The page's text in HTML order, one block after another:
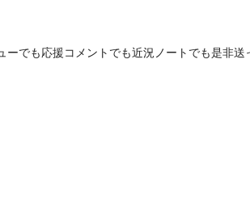
でも応援コメントでも近況ノートでも是非送